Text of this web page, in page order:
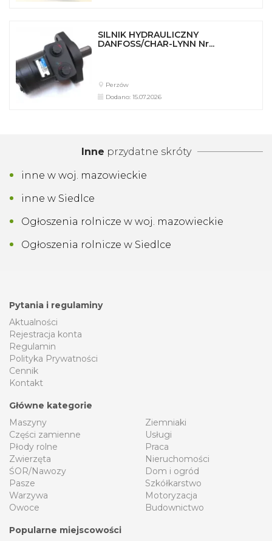
SILNIK HYDRAULICZNY
DANFOSS/CHAR-LYNN Nr...
Perzów
Dodano: 15.07.2026
Inne przydatne skróty
inne w woj. mazowieckie
inne w Siedlce
Ogłoszenia rolnicze w woj. mazowieckie
Ogłoszenia rolnicze w Siedlce
Pytania i regulaminy
Aktualności
Rejestracja konta
Regulamin
Polityka Prywatności
Cennik
Kontakt
Główne kategorie
Maszyny
Części zamienne
Płody rolne
Zwierzęta
ŚOR/Nawozy
Pasze
Warzywa
Owoce
Ziemniaki
Usługi
Praca
Nieruchomości
Dom i ogród
Szkółkarstwo
Motoryzacja
Budownictwo
Popularne miejscowości